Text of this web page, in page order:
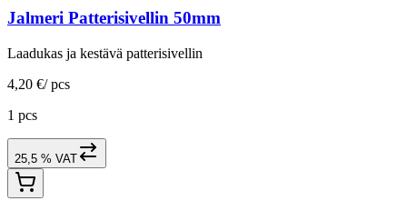
Jalmeri Patterisivellin 50mm
Laadukas ja kestävä patterisivellin
4,20 €/ pcs
1 pcs
25,5 % VAT